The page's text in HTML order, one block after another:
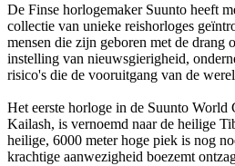
De Finse horlogemaker Suunto heeft
collectie van unieke reishorloges
mensen die zijn geboren met de drang
instelling van nieuwsgierigheid,
risico's die de vooruitgang van de
Het eerste horloge in de Suunto World
Kailash, is vernoemd naar de heilige
heilige, 6000 meter hoge piek is nog
krachtige aanwezigheid boezemt